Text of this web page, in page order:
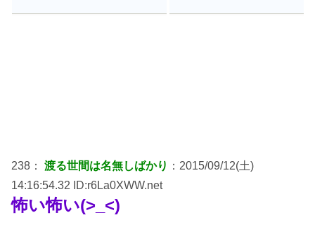
238： 渡る世間は名無しばかり ：2015/09/12(土)
14:16:54.32 ID:r6La0XWW.net
怖い怖い(>_<)